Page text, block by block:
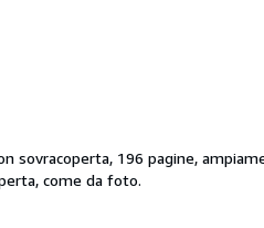
sovracoperta, 196 pagine,
come da foto.